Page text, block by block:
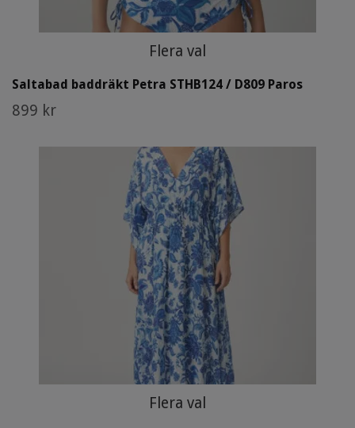
Flera val
Saltabad baddräkt Petra STHB124 / D809 Paros
899 kr
Flera val